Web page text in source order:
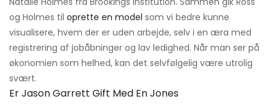
og Holmes til oprette en model som vi bedre kunne
visualisere, hvem der er uden arbejde, selv i en æra med
registrering af jobåbninger og lav ledighed. Når man ser på
økonomien som helhed, kan det selvfølgelig være utrolig
svært.
Er Jason Garrett Gift Med En Jones